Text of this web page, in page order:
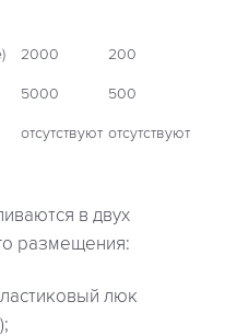
2000 200
5000 500
отсутствуют отсутствуют
в двух
размещения:
люк